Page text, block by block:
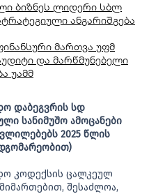
ბიზნეს ლიდერი სბლ
ანგარიშგება
მართვა უფმ
და მარწმუნებელი
უამმ
დაბეგვრის სდ
სანიმუშო ამოცანები
2025 წლის
კოდექსის ცალკეულ
შესაძლოა,